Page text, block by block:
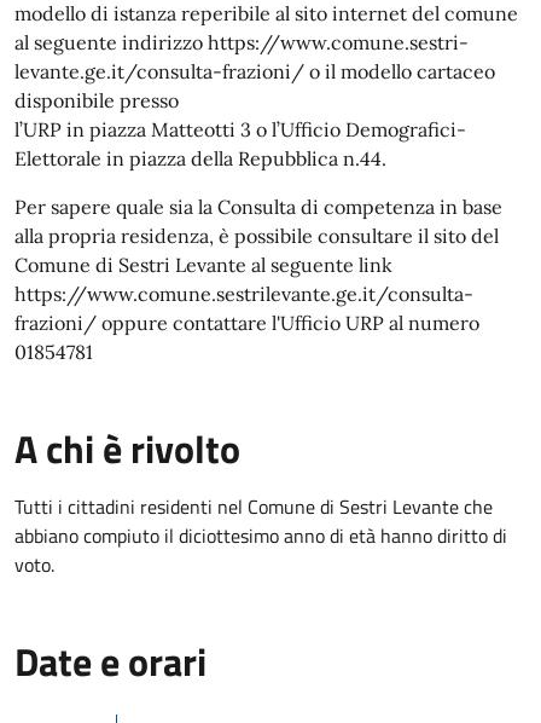
modello di istanza reperibile al sito internet del comune
al seguente indirizzo https://www.comune.sestri-
levante.ge.it/consulta-frazioni/ o il modello cartaceo
disponibile presso
l’URP in piazza Matteotti 3 o l’Ufficio Demografici-
Elettorale in piazza della Repubblica n.44.
Per sapere quale sia la Consulta di competenza in base
alla propria residenza, è possibile consultare il sito del
Comune di Sestri Levante al seguente link
https://www.comune.sestrilevante.ge.it/consulta-
frazioni/ oppure contattare l'Ufficio URP al numero
01854781
A chi è rivolto
Tutti i cittadini residenti nel Comune di Sestri Levante che
abbiano compiuto il diciottesimo anno di età hanno diritto di
voto.
Date e orari